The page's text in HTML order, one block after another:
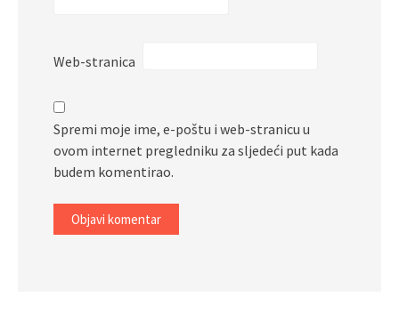
Web-stranica
Spremi moje ime, e-poštu i web-stranicu u
ovom internet pregledniku za sljedeći put kada
budem komentirao.